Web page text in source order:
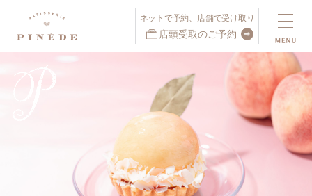
ネットで予約、店舗で受け取り
店頭受取のご予約
店頭受取予約受付中！